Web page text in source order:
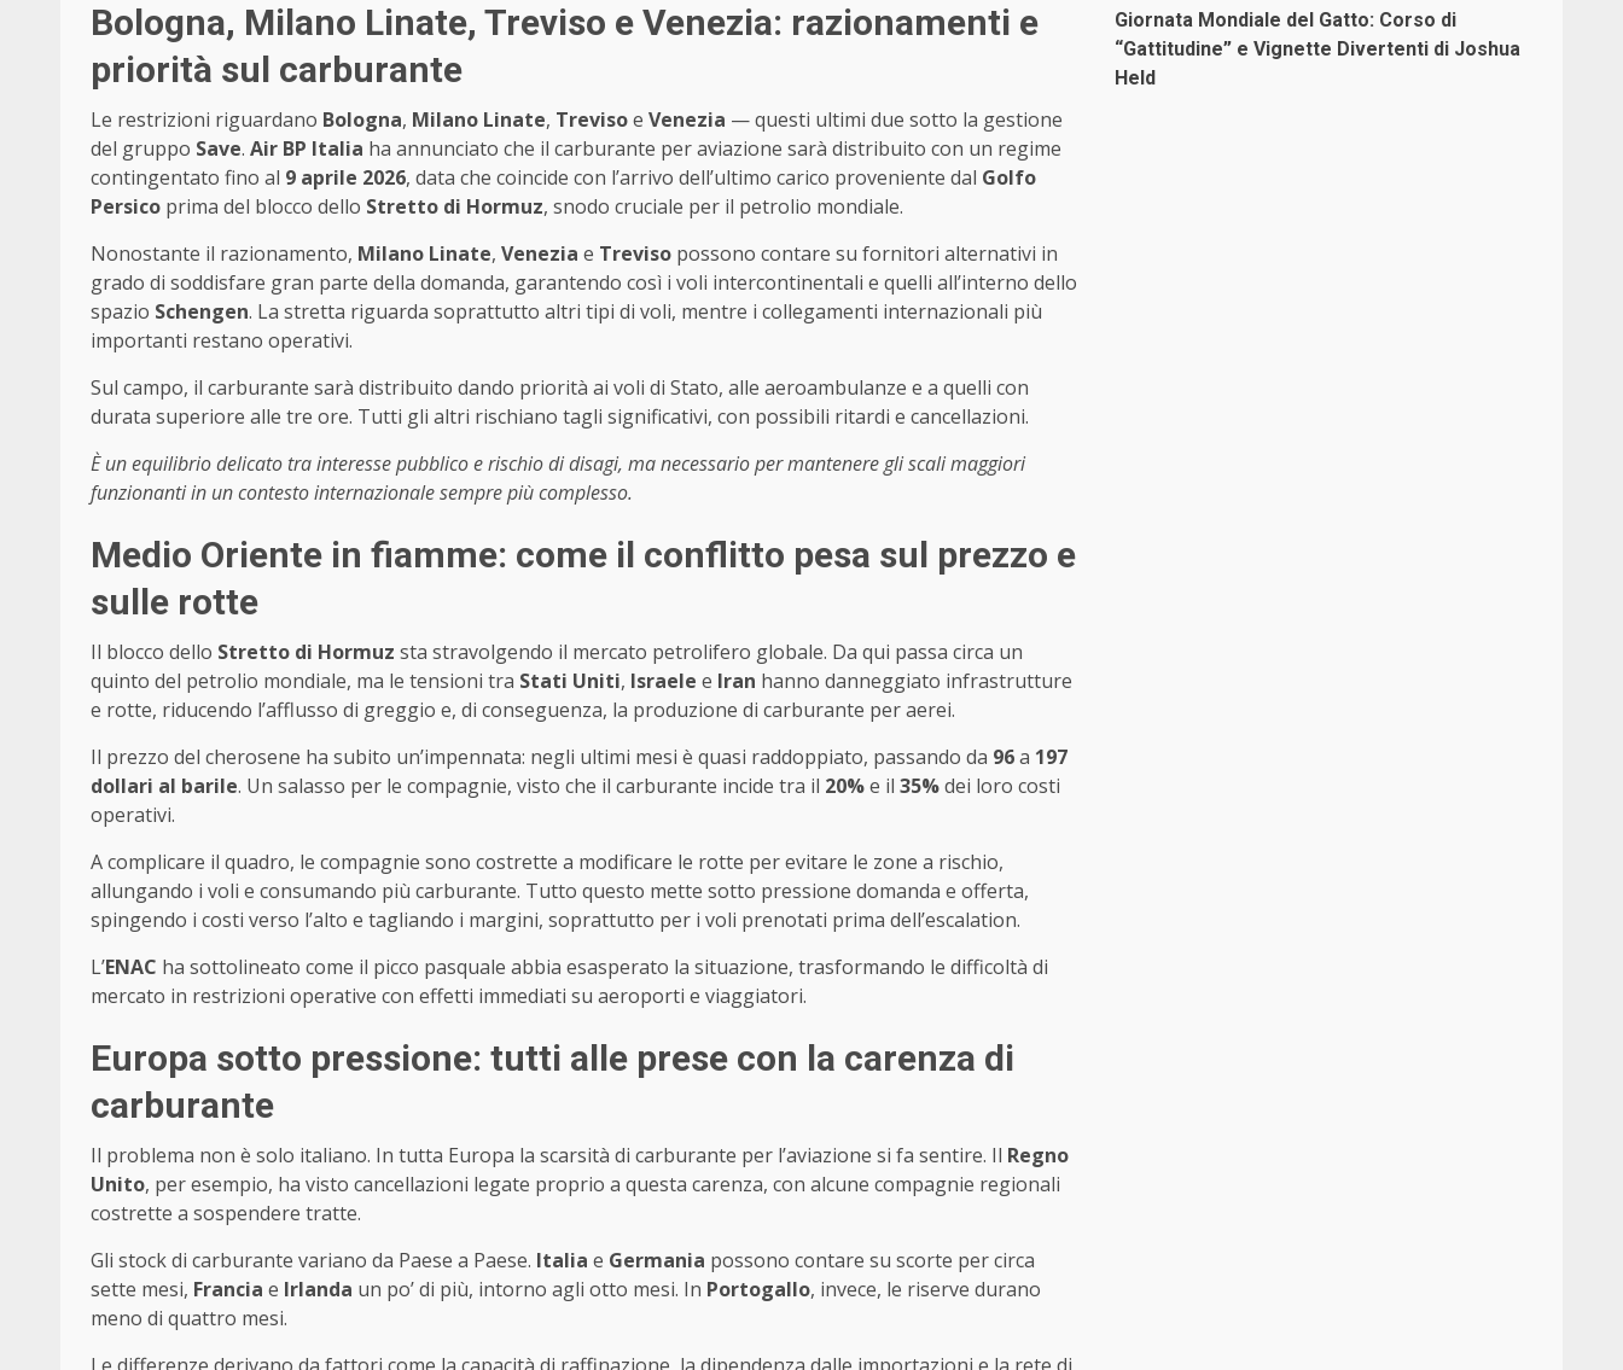
Bologna, Milano Linate, Treviso e Venezia: razionamenti e
priorità sul carburante
Le restrizioni riguardano Bologna, Milano Linate, Trevisoe Venezia — questi ultimi due sotto la gestione
del gruppo Save. Air BP Italia ha annunciato che il carburante per aviazione sarà distribuito con un regime
contingentato fino al 9 aprile 2026, data che coincide con l’arrivo dell’ultimo carico proveniente dal Golfo
Persico prima del blocco dello Stretto di Hormuz, snodo cruciale per il petrolio mondiale.
Nonostante il razionamento, Milano Linate, Venezia e Treviso possono contare su fornitori alternativi in
grado di soddisfare gran parte della domanda, garantendo così i voli intercontinentali e quelli all’interno dello
spazio Schengen. La stretta riguarda soprattutto altri tipi di voli, mentre i collegamenti internazionali più
importanti restano operativi.
Sul campo, il carburante sarà distribuito dando priorità ai voli di Stato, alle aeroambulanze e a quelli con
durata superiore alle tre ore. Tutti gli altri rischiano tagli significativi, con possibili ritardi e cancellazioni.
È un equilibrio delicato tra interesse pubblico e rischio di disagi, ma necessario per mantenere gli scali maggiori
funzionanti in un contesto internazionale sempre più complesso.
Medio Oriente in fiamme: come il conflitto pesa sul prezzo e
sulle rotte
Il blocco dello Stretto di Hormuz sta stravolgendo il mercato petrolifero globale. Da qui passa circa un
quinto del petrolio mondiale, ma le tensioni tra Stati Uniti, Israele e Iran hanno danneggiato infrastrutture
e rotte, riducendo l’afflusso di greggio e, di conseguenza, la produzione di carburante per aerei.
Il prezzo del cherosene ha subito un’impennata: negli ultimi mesi è quasi raddoppiato, passando da 96a 197
dollari al barile. Un salasso per le compagnie, visto che il carburante incide tra il 20%e il 35%dei loro costi
operativi.
A complicare il quadro, le compagnie sono costrette a modificare le rotte per evitare le zone a rischio,
allungando i voli e consumando più carburante. Tutto questo mette sotto pressione domanda e offerta,
spingendo i costi verso l’alto e tagliando i margini, soprattutto per i voli prenotati prima dell’escalation.
L’ENAC ha sottolineato come il picco pasquale abbia esasperato la situazione, trasformando le difficoltà di
mercato in restrizioni operative con effetti immediati su aeroporti e viaggiatori.
Europa sotto pressione: tutti alle prese con la carenza di
carburante
Il problema non è solo italiano. In tutta Europa la scarsità di carburante per l’aviazione si fa sentire. Il Regno
Unito, per esempio, ha visto cancellazioni legate proprio a questa carenza, con alcune compagnie regionali
costrette a sospendere tratte.
Gli stock di carburante variano da Paese a Paese. Italia e Germania possono contare su scorte per circa
sette mesi, Francia e Irlanda un po’ di più, intorno agli otto mesi. In Portogallo, invece, le riserve durano
meno di quattro mesi.
Le differenze derivano da fattori come la capacità di raffinazione, la dipendenza dalle importazioni e la rete di
Giornata Mondiale del Gatto: Corso di
“Gattitudine” e Vignette Divertenti di Joshua
Held